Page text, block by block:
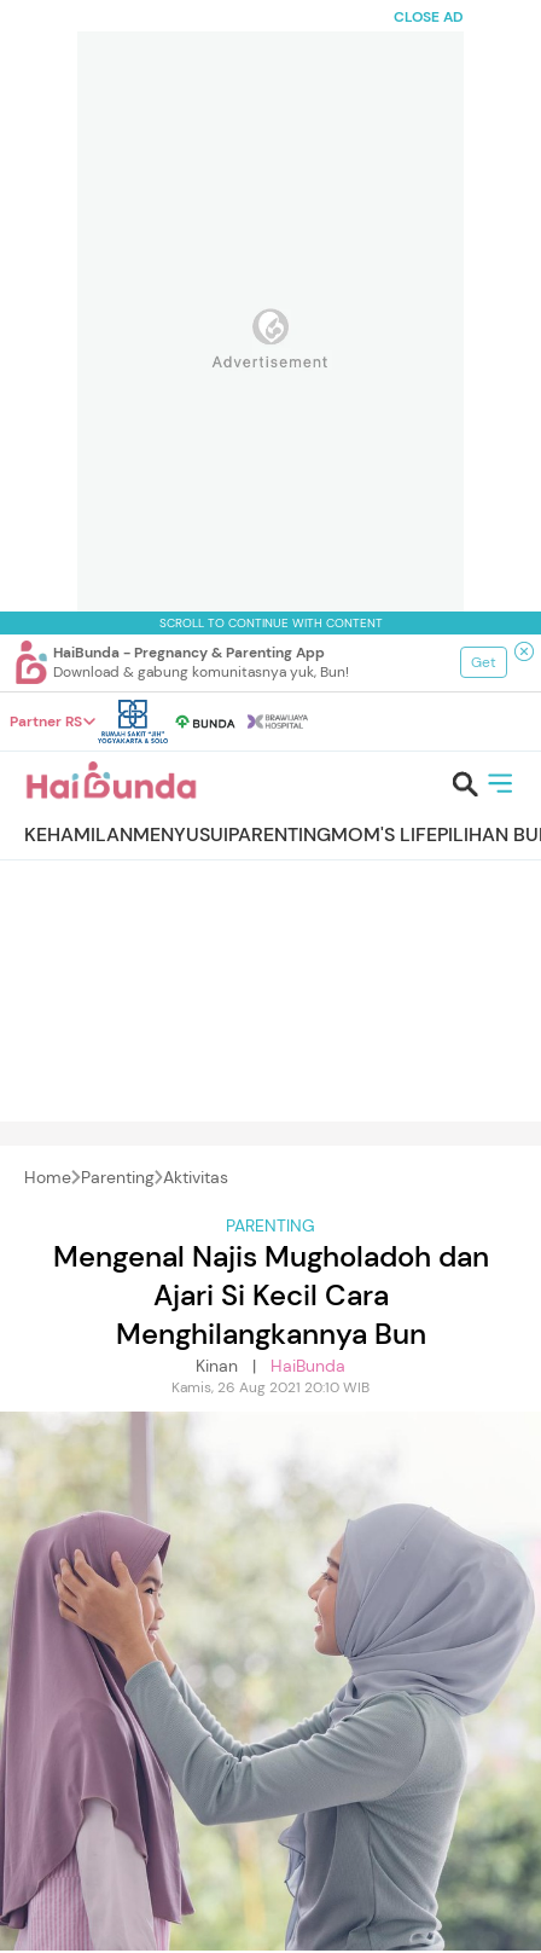
CLOSE AD
SCROLL TO CONTINUE WITH CONTENT
HaiBunda - Pregnancy & Parenting App
Download & gabung komunitasnya yuk, Bun!
Get
Partner RS
KEHAMILANMENYUSUIPARENTINGMOM'S LIFEPILIHAN
Home Parenting Aktivitas
PARENTING
Mengenal Najis Mugholadoh dan
Ajari Si Kecil Cara
Menghilangkannya Bun
Kinan | HaiBunda
Kamis, 26 Aug 2021 20:10 WIB